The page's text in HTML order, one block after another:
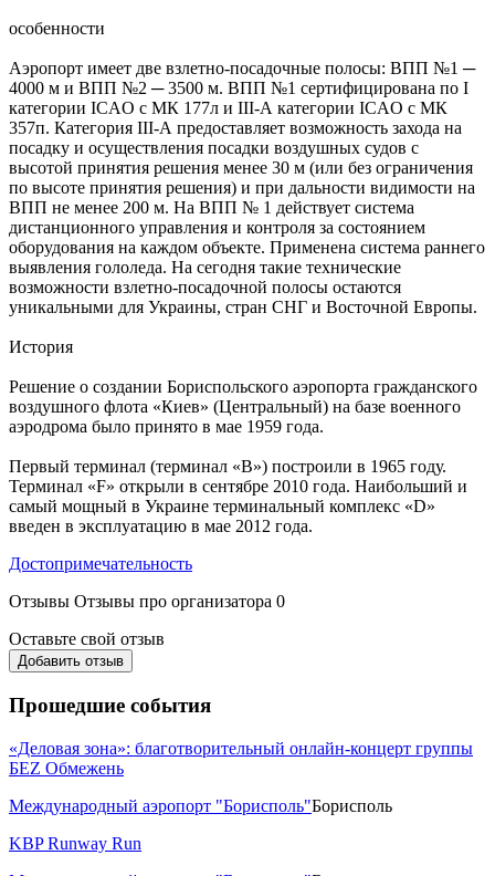
особенности
Аэропорт имеет две взлетно-посадочные полосы: ВПП №1 ─
4000 м и ВПП №2 ─ 3500 м. ВПП №1 сертифицирована по I
категории ICAO с МК 177л и III-А категории ICAO с МК
357п. Категория III-А предоставляет возможность захода на
посадку и осуществления посадки воздушных судов с
высотой принятия решения менее 30 м (или без ограничения
по высоте принятия решения) и при дальности видимости на
ВПП не менее 200 м. На ВПП № 1 действует система
дистанционного управления и контроля за состоянием
оборудования на каждом объекте. Применена система раннего
выявления гололеда. На сегодня такие технические
возможности взлетно-посадочной полосы остаются
уникальными для Украины, стран СНГ и Восточной Европы.
История
Решение о создании Бориспольского аэропорта гражданского
воздушного флота «Киев» (Центральный) на базе военного
аэродрома было принято в мае 1959 года.
Первый терминал (терминал «В») построили в 1965 году.
Терминал «F» открыли в сентябре 2010 года. Наибольший и
самый мощный в Украине терминальный комплекс «D»
введен в эксплуатацию в мае 2012 года.
Достопримечательность
Отзывы Отзывы про организатора 0
Оставьте свой отзыв
Добавить отзыв
Прошедшие события
«Деловая зона»: благотворительный онлайн-концерт группы
БЕZ Обмежень
Международный аэропорт "Борисполь"Борисполь
KBP Runway Run